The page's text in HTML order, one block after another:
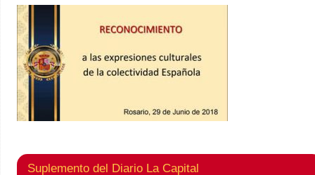
Suplemento del Diario La Capital